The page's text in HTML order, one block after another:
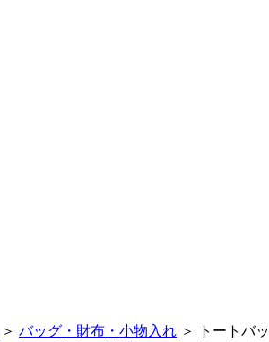
＞ バッグ・財布・小物入れ ＞ トートバ